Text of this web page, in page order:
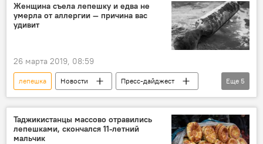
Женщина съела лепешку и едва не
умерла от аллергии — причина вас
удивит
26 марта 2019, 08:59
лепешка Новости
Пресс-дайджест
Происшествия
В мире
отравление
Еще 5
Таджикистанцы массово отравились
лепешками, скончался 11-летний
мальчик